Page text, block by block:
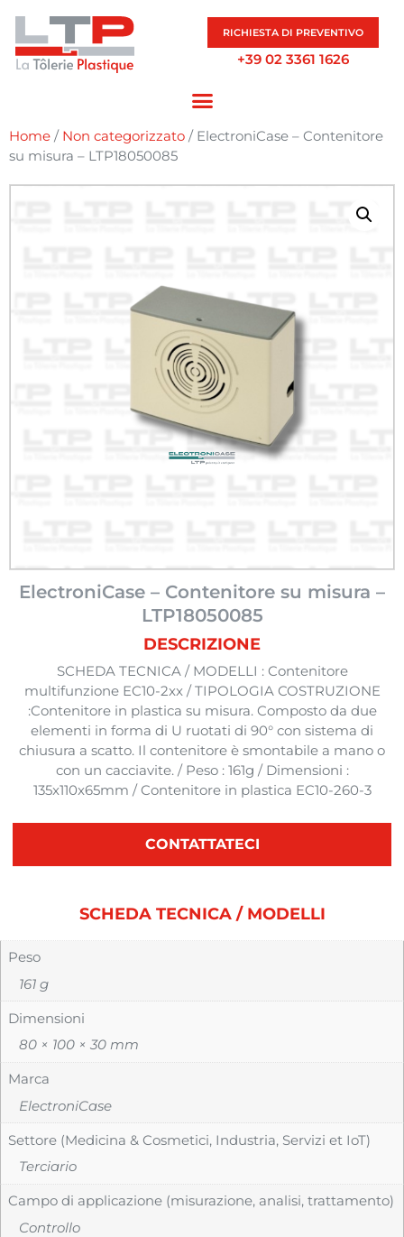
RICHIESTA DI PREVENTIVO
+39 02 3361 1626
Home / Non categorizzato / ElectroniCase – Contenitore
su misura – LTP18050085
ElectroniCase – Contenitore su misura –
LTP18050085
DESCRIZIONE
SCHEDA TECNICA / MODELLI : Contenitore
multifunzione EC10-2xx / TIPOLOGIA COSTRUZIONE
:Contenitore in plastica su misura. Composto da due
elementi in forma di U ruotati di 90° con sistema di
chiusura a scatto. Il contenitore è smontabile a mano o
con un cacciavite. / Peso : 161g / Dimensioni :
135x110x65mm / Contenitore in plastica EC10-260-3
CONTATTATECI
SCHEDA TECNICA / MODELLI
Peso
161 g
Dimensioni
80 × 100 × 30 mm
Marca
ElectroniCase
Settore (Medicina & Cosmetici, Industria, Servizi et IoT)
Terciario
Campo di applicazione (misurazione, analisi, trattamento)
Controllo